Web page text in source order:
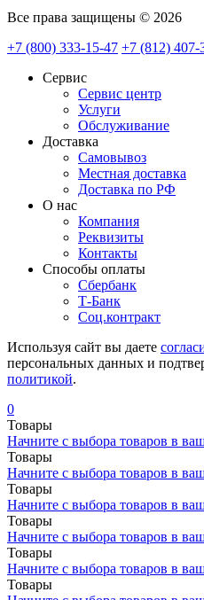
Все права защищены © 2026
+7 (800) 333-15-47 +7 (812) 407-
Сервис
Сервис центр
Услуги
Обслуживание
Доставка
Самовывоз
Местная доставка
Доставка по РФ
О нас
Компания
Реквизиты
Контакты
Cпособы оплаты
Сбербанк
Т-Банк
Соц.контракт
Используя сайт вы даете
персональных данных и
политикой.
0
Товары
Начните с выбора товаров в
Товары
Начните с выбора товаров в
Товары
Начните с выбора товаров в
Товары
Начните с выбора товаров в
Товары
Начните с выбора товаров в
Товары